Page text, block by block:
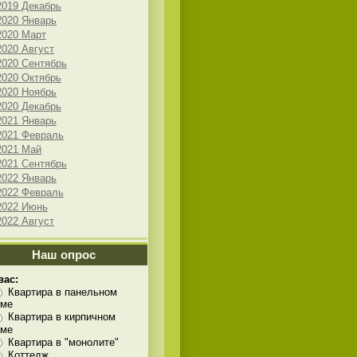
Декабрь
Январь
Март
Август
Сентябрь
Октябрь
Ноябрь
Декабрь
Январь
Февраль
Май
Сентябрь
Январь
Февраль
Июнь
Август
Наш опрос
Квартира в панельном
Квартира в кирпичном
Квартира в "монолите"